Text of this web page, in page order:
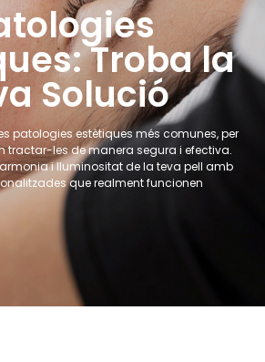
Troba la
Solució
patologies estètiques més comunes, per
tractar-les de manera segura i efectiva.
i lluminositat de la teva pell amb
que realment funcionen